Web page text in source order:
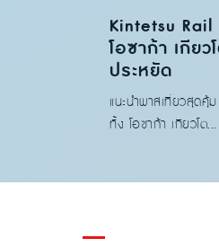
Kintetsu Rail
โอซาก้า เกียว
ประหยัด
แนะนำพาสเที่ยวสุดคุ้
ทั้ง โอซาก้า เกียวโต...